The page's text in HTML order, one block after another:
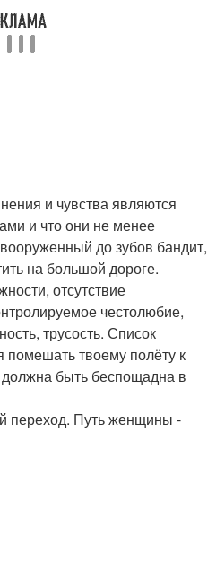
и чувства являются
и что они не менее
до зубов бандит,
на большой дороге.
отсутствие
честолюбие,
трусость. Список
помешать твоему полёту к
быть беспощадна в
переход. Путь женщины -